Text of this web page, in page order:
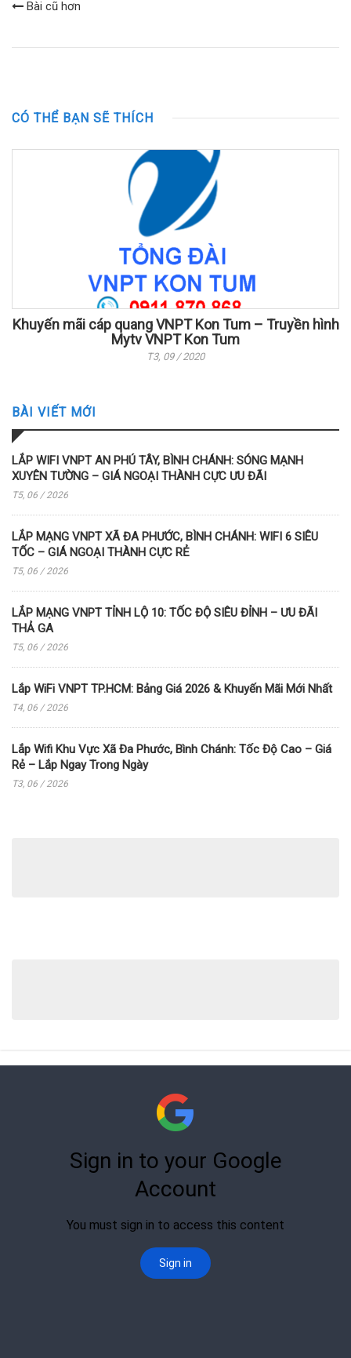
Bài cũ hơn
CÓ THỂ BẠN SẼ THÍCH
Khuyến mãi cáp quang VNPT Kon Tum – Truyền hình
Mytv VNPT Kon Tum
T3, 09 / 2020
BÀI VIẾT MỚI
LẮP WIFI VNPT AN PHÚ TÂY, BÌNH CHÁNH: SÓNG MẠNH
XUYÊN TƯỜNG – GIÁ NGOẠI THÀNH CỰC ƯU ĐÃI
T5, 06 / 2026
LẮP MẠNG VNPT XÃ ĐA PHƯỚC, BÌNH CHÁNH: WIFI 6 SIÊU
TỐC – GIÁ NGOẠI THÀNH CỰC RẺ
T5, 06 / 2026
LẮP MẠNG VNPT TỈNH LỘ 10: TỐC ĐỘ SIÊU ĐỈNH – ƯU ĐÃI
THẢ GA
T5, 06 / 2026
Lắp WiFi VNPT TP.HCM: Bảng Giá 2026 & Khuyến Mãi Mới Nhất
T4, 06 / 2026
Lắp Wifi Khu Vực Xã Đa Phước, Bình Chánh: Tốc Độ Cao – Giá
Rẻ – Lắp Ngay Trong Ngày
T3, 06 / 2026